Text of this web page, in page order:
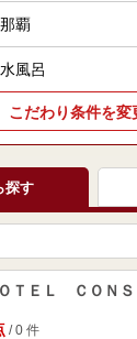
那覇
水風呂
こだわり条件を変
探す
ＴＥＬ ＣＯＮ
/ 0 件